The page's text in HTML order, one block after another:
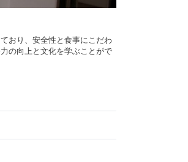
おり、安全性と食事にこだわ
の向上と文化を学ぶことがで